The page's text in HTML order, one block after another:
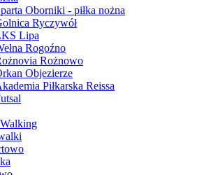
Oborniki - piłka nożna
Ryczywół
Lipa
Rogoźno
Rożnowo
Objezierze
Piłkarska Reissa